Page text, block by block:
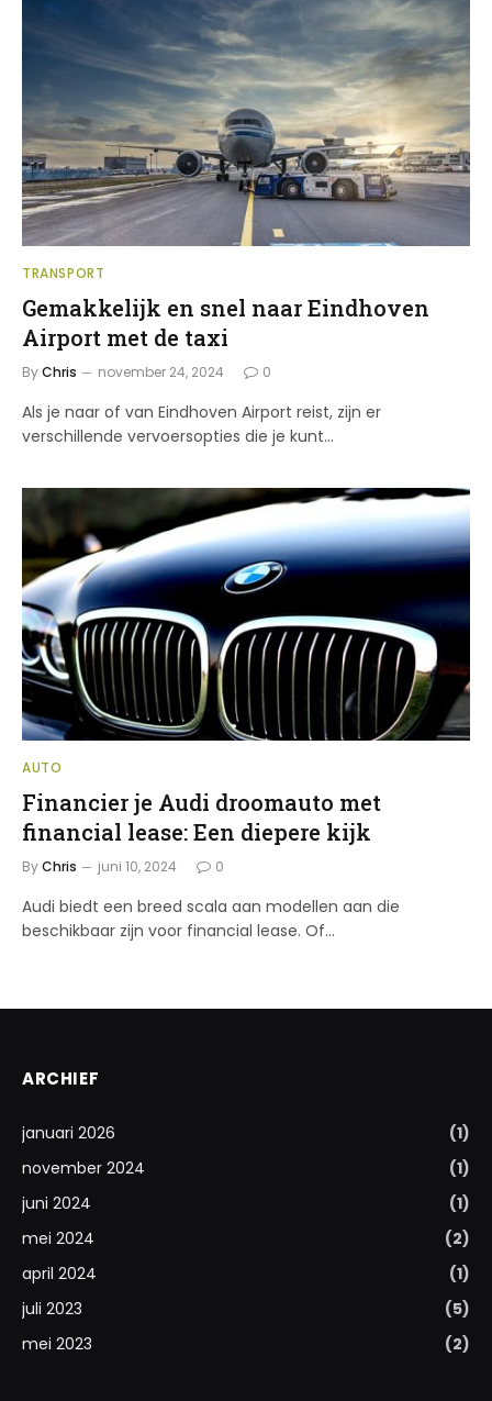
TRANSPORT
Gemakkelijk en snel naar Eindhoven
Airport met de taxi
ByChris november 24, 2024 0
Als je naar of van Eindhoven Airport reist, zijn er
verschillende vervoersopties die je kunt…
AUTO
Financier je Audi droomauto met
financial lease: Een diepere kijk
ByChris juni 10, 2024 0
Audi biedt een breed scala aan modellen aan die
beschikbaar zijn voor financial lease. Of…
ARCHIEF
januari 2026
(1)
november 2024
(1)
juni 2024
(1)
mei 2024
(2)
april 2024
(1)
juli 2023
(5)
mei 2023
(2)